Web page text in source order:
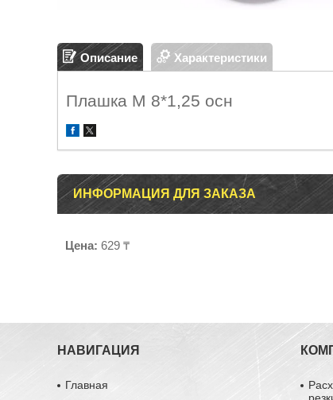
Описание Характеристики
Плашка М 8*1,25 осн
ИНФОРМАЦИЯ ДЛЯ ЗАКАЗА
Цена: 629 ₸
НАВИГАЦИЯ
Главная